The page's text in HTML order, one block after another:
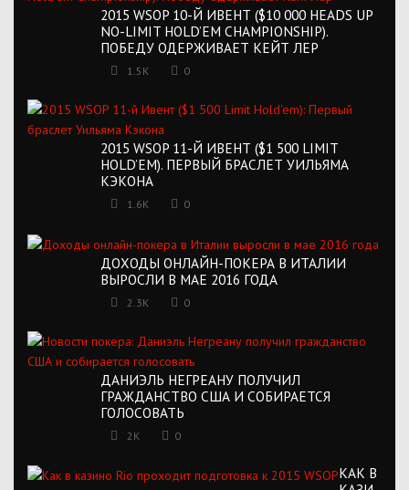
2015 WSOP 10-Й ИВЕНТ ($10 000 HEADS UP
NO-LIMIT HOLD’EM CHAMPIONSHIP).
ПОБЕДУ ОДЕРЖИВАЕТ КЕЙТ ЛЕР
1.5K 0
2015 WSOP 11-Й ИВЕНТ ($1 500 LIMIT
HOLD’EM). ПЕРВЫЙ БРАСЛЕТ УИЛЬЯМА
КЭКОНА
1.6K 0
ДОХОДЫ ОНЛАЙН-ПОКЕРА В ИТАЛИИ
ВЫРОСЛИ В МАЕ 2016 ГОДА
2.3K 0
ДАНИЭЛЬ НЕГРЕАНУ ПОЛУЧИЛ
ГРАЖДАНСТВО США И СОБИРАЕТСЯ
ГОЛОСОВАТЬ
2K 0
КАК В